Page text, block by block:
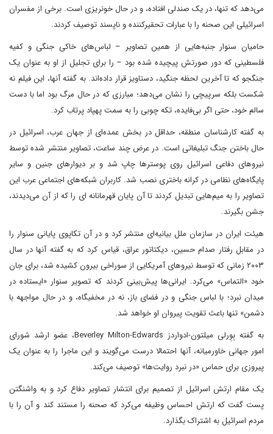
می‌دهد که تنها، در یک صندلی افتاده، و در حال خونریزی است. برخی از مفسران
اسرائیلی این صحنه را با عبارات تحقیرکننده و ناپسند توصیف کردند.
حامیان سنوار جنبه‌هایی از همین تصاویر – لباس‌های خاکی جنگی و کفیه
فلسطینی که دور صورتش پیچیده شده بود – را برای تجلیل از او به عنوان یک
جنگجو که تا آخرین لحظه جنگید، دستاویز قرار داده‌اند. به گفته آنها، این فیلم نه
شکست بلکه سرپیچی را نشان می‌دهد؛ مبارزی که در حال مرگ بود اما با دست
سالم خود، حتی اگر بی‌فایده، تکه چوبی را به سمت پهپاد پرتاب کرد.
به گفته کارشناسان منطقه، حداقل در بخش عمده‌ای از جهان عرب، اسرائیل در
حال باختن جنگ تبلیغاتی است. در عرض چند ساعت، تصاویر منتشر شده توسط
نیروهای دفاعی اسرائیل روی پوسترها چاپ شد و بر دیوارهای جنین و سایر
پایگاه‌های نظامی در کرانه باختری نصب شد. کاربران شبکه‌های اجتماعی عرب این
تصاویر را به میم‌هایی تبدیل کردند تا آن پایان قهرمانانه ای را که از آن می‌دیدند،
جشن بگیرند.
هیئت ایران در سازمان ملل بیانیه‌ای منتشر کرد و در آن تکاپوی پایانی سنوار را
در مقابل رفتار صدام حسین، دیکتاتور عراق، قیاس کرد که به گفته آنها در سال
۲۰۰۳ زمانی که توسط نیروهای آمریکایی از سوراخی بیرون کشیده شد، برای جان
خود «التماس» می‌کرد. ایرانی‌ها پیش‌بینی کردند که تصویر سنوار «ایستاده در
میدان نبرد؛ با لباس جنگی و در فضای باز، نه در مخفیگاه، و در حال مواجهه با
دشمن» تنها باعث تقویت پیروان او خواهد شد.
به گفته بِوِرلی میلتون-ادواردز Beverley Milton-Edwards، عضو ارشد شورای
امور جهانی خاورمیانه، آنها احتمالا درست می‌گویند و این ماجرا را به عنوان یک
پیروزی برای حماس «در نبرد روایت‌ها» توصیف می‌کند.
یک مقام ارتش اسرائیل از تصمیم برای انتشار تصاویر دفاع کرد و به واشنگتن
پست گفت که ارتش احساس وظیفه می‌کرد که صحنه را مستند کند و آن را با
مردم اسرائیل به اشتراک بگذارد.